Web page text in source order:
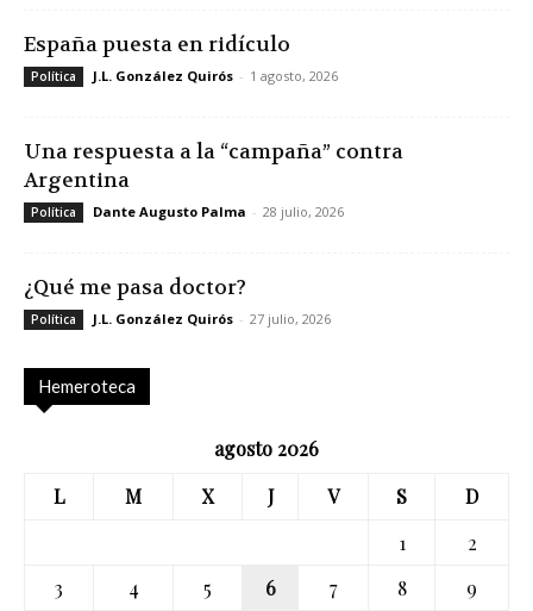
España puesta en ridículo
Política J.L. González Quirós - 1 agosto, 2026
Una respuesta a la “campaña” contra
Argentina
Política Dante Augusto Palma - 28 julio, 2026
¿Qué me pasa doctor?
Política J.L. González Quirós - 27 julio, 2026
Hemeroteca
agosto 2026
L
M X J V S
D
1
2
3
4 5 6 7 8
9